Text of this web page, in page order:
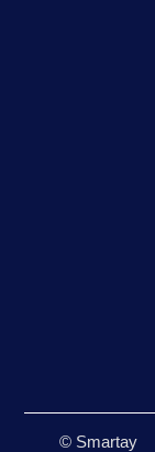
© Smartay